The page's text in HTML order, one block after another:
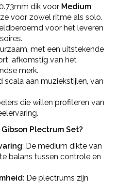
dik voor Medium
voor zowel ritme als solo.
voor het leveren
met een uitstekende
afkomstig van het
merk.
scala aan muziekstijlen, van
die willen profiteren van
Plectrum Set?
: De medium dikte van
balans tussen controle en
: De plectrums zijn